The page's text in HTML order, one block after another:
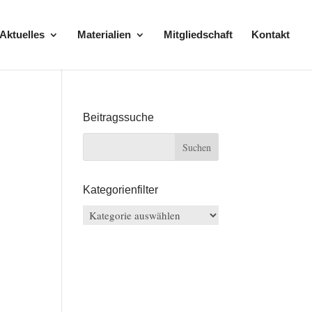
Aktuelles Materialien Mitgliedschaft Kontakt
Beitragssuche
Kategorienfilter
Kategorienfilter